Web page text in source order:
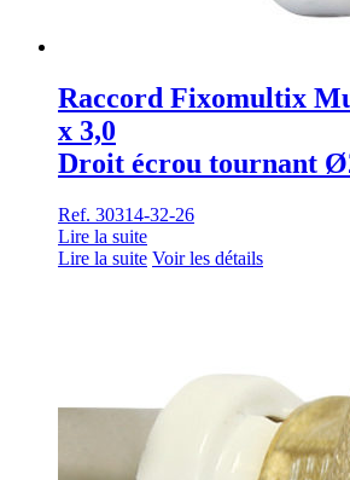
Raccord Fixomultix
x 3,0
Droit écrou tournant
Ref. 30314-32-26
Lire la suite
Lire la suite Voir les détails